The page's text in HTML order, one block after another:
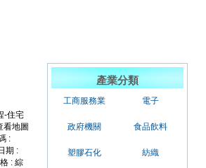
-住宅
看地圖
:
期 :
: 綜
產業分類
工商服務業 電子
政府機關 食品飲料
塑膠石化 紡織